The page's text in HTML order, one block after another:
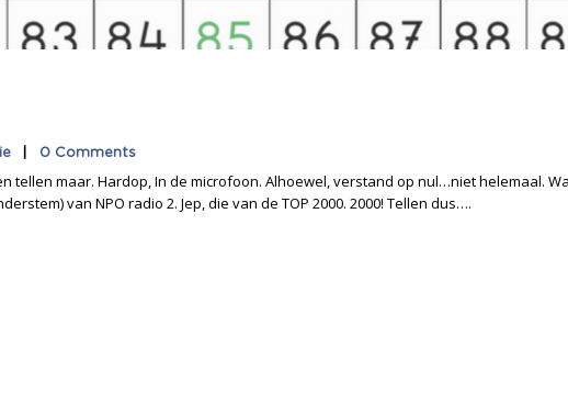
0 Comments
tellen maar. Hardop, In de microfoon. Alhoewel, verstand op nul…niet helemaal.
van NPO radio 2. Jep, die van de TOP 2000. 2000! Tellen dus….